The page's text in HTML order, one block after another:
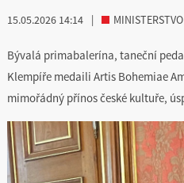
15.05.2026 14:14 | MINISTERSTVO
Bývalá primabalerína, taneční
Klempíře medaili Artis Bohemiae
mimořádný přínos české kultuře,